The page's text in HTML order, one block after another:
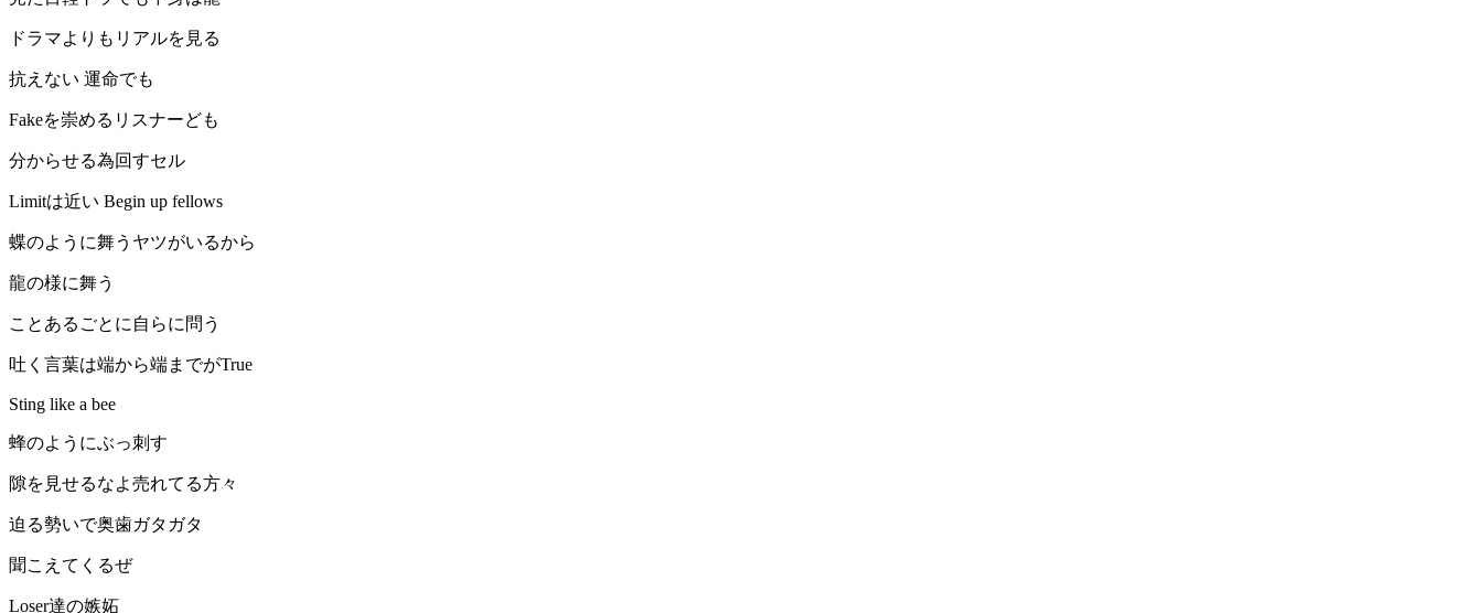
ドラマよりもリアルを見る
抗えない 運命でも
Fakeを崇めるリスナーども
分からせる為回すセル
Limitは近い Begin up fellows
蝶のように舞うヤツがいるから
龍の様に舞う
ことあるごとに自らに問う
吐く言葉は端から端までがTrue
Sting like a bee
蜂のようにぶっ刺す
隙を見せるなよ売れてる方々
迫る勢いで奥歯ガタガタ
聞こえてくるぜ
Loser達の嫉妬